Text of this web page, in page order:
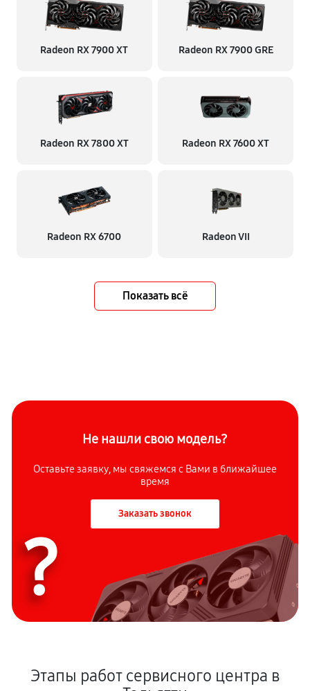
Radeon RX 7900 XT Radeon RX 7900 GRE
Radeon RX 7800 XT Radeon RX 7600 XT
Radeon RX 6700 Radeon VII
Показать всё
Не нашли свою модель?
Оставьте заявку, мы свяжемся с Вами в ближайшее
время
Заказать звонок
?
Этапы работ сервисного центра в